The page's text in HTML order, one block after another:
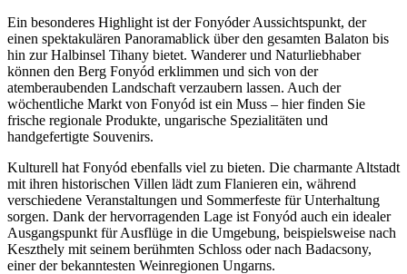
Ein besonderes Highlight ist der Fonyóder Aussichtspunkt, der
einen spektakulären Panoramablick über den gesamten Balaton bis
hin zur Halbinsel Tihany bietet. Wanderer und Naturliebhaber
können den Berg Fonyód erklimmen und sich von der
atemberaubenden Landschaft verzaubern lassen. Auch der
wöchentliche Markt von Fonyód ist ein Muss – hier finden Sie
frische regionale Produkte, ungarische Spezialitäten und
handgefertigte Souvenirs.
Kulturell hat Fonyód ebenfalls viel zu bieten. Die charmante Altstadt
mit ihren historischen Villen lädt zum Flanieren ein, während
verschiedene Veranstaltungen und Sommerfeste für Unterhaltung
sorgen. Dank der hervorragenden Lage ist Fonyód auch ein idealer
Ausgangspunkt für Ausflüge in die Umgebung, beispielsweise nach
Keszthely mit seinem berühmten Schloss oder nach Badacsony,
einer der bekanntesten Weinregionen Ungarns.